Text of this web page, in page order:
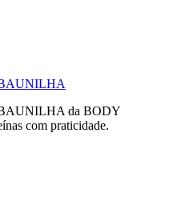
da BODY
com praticidade.